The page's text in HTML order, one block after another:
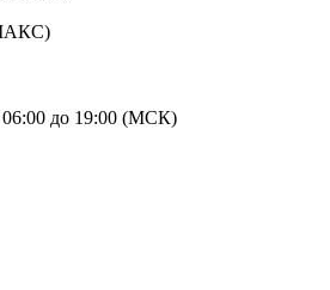
06:00 до 19:00 (МСК)